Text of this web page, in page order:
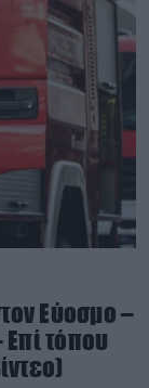
ΑΠΕ-ΜΠΕ ο
της
[…]
Εύοσμο –
τόπου